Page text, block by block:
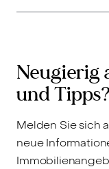
Neugierig
und Tipps?
Melden Sie sich
neue